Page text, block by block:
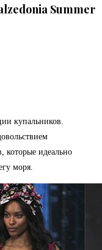
Summer
купальников.
которые идеально
моря.